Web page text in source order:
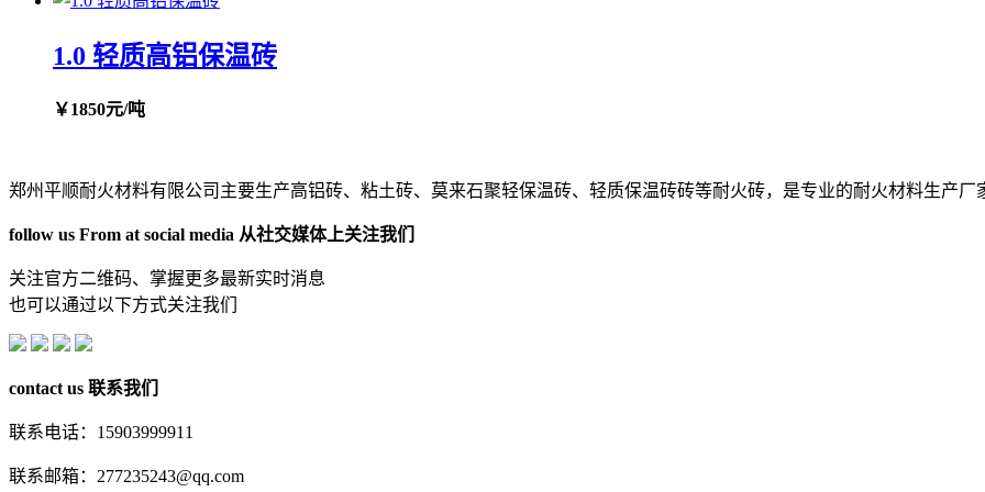
1.0 轻质高铝保温砖
￥1850元/吨
郑州平顺耐火材料有限公司主要生产高铝砖、粘土砖、莫来石聚轻保温砖、轻质保温砖砖等耐火砖，是专业的耐火材料生产厂
follow us From at social media 从社交媒体上关注我们
关注官方二维码、掌握更多最新实时消息
也可以通过以下方式关注我们
contact us 联系我们
联系电话：15903999911
联系邮箱：277235243@qq.com